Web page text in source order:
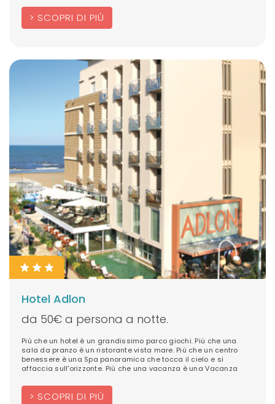
SCOPRI DI PIÙ
Hotel Adlon
da 50€ a persona a notte.
Più che un hotel è un grandissimo parco giochi. Più che una
sala da pranzo è un ristorante vista mare. Più che un centro
benessere è una Spa panoramica che tocca il cielo e si
affaccia sull’orizzonte. Più che una vacanza è una Vacanza
SCOPRI DI PIÙ